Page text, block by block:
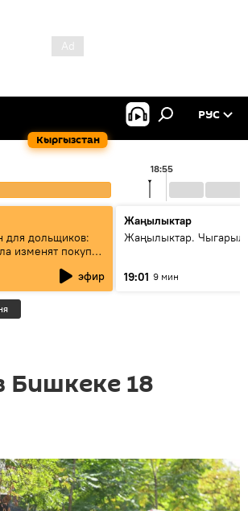
Кыргызстан
РУС
18:55
для дольщиков:
изменят покупку
эфир
Жаңылыктар
Жаңылыктар.
19:01 9 мин
Бишкеке 18